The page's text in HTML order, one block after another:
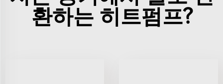
환하는 히트펌프?